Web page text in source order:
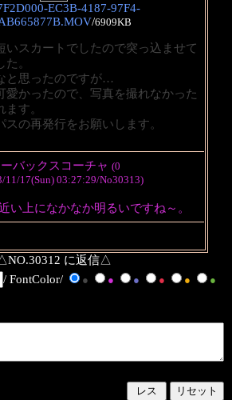
EC3B-4187-97F4-
/6909KB
いスカートでしたので突っ込ませて
。
と思ったのですが…
愛かったので、写真を撮れなかった
す。
スの再発行をお願いします。
バックスコーチャ (0
11/17(Sun) 03:27:29/No30313)
い上になかなか明るいですね～。
に返信△
/ FontColor/ ● ● ● ● ●
●